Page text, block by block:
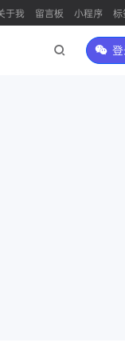
于我 留言板 小程序 标